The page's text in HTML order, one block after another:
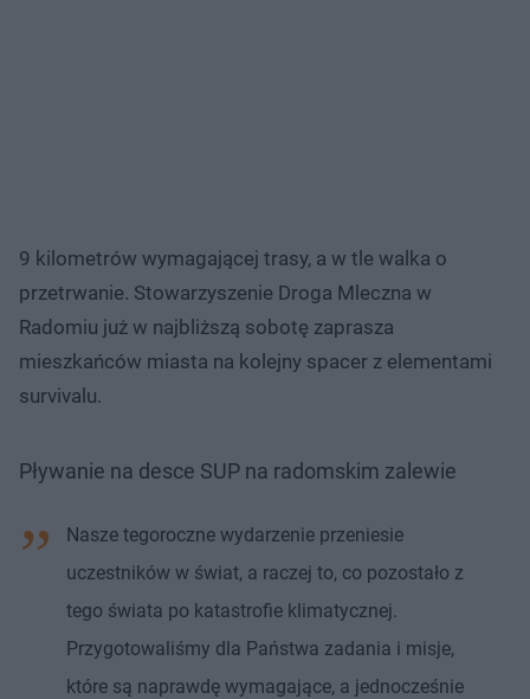
9 kilometrów wymagającej trasy, a w tle walka o
przetrwanie. Stowarzyszenie Droga Mleczna w
Radomiu już w najbliższą sobotę zaprasza
mieszkańców miasta na kolejny spacer z elementami
survivalu.
Pływanie na desce SUP na radomskim zalewie
Nasze tegoroczne wydarzenie przeniesie
uczestników w świat, a raczej to, co pozostało z
tego świata po katastrofie klimatycznej.
Przygotowaliśmy dla Państwa zadania i misje,
które są naprawdę wymagające, a jednocześnie